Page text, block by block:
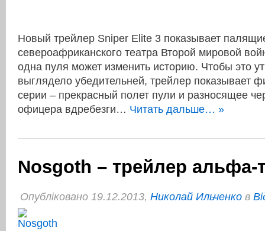
Новый трейлер Sniper Elite 3 показывает
североафриканского театра Второй мировой
одна пуля может изменить историю. Чтобы это
выглядело убедительней, трейлер показывает
серии – прекрасный полет пули и разносящее
офицера вдребезги… Читать дальше… »
Nosgoth – трейлер альфа-
Опубліковано 19.12.2013, Николай Ильченко в